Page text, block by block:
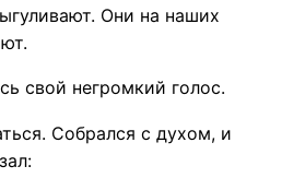
Они на наших
свой негромкий голос.
Собрался с духом, и